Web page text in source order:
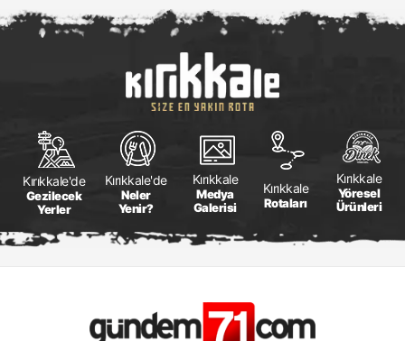
Kırıkkale'de
Gezilecek
Yerler
Kırıkkale'de
Neler
Yenir?
Kırıkkale
Medya
Galerisi
Kırıkkale
Rotaları
Kırıkkale
Yöresel
Ürünleri